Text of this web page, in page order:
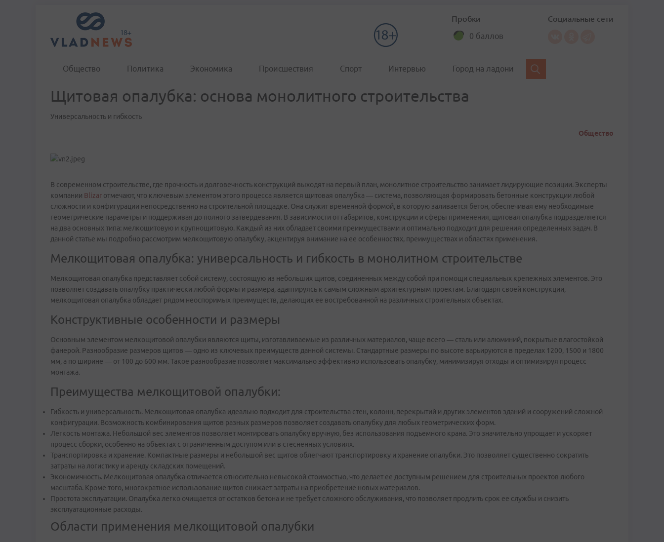
Пробки
0 баллов
Социальные сети
Общество Политика Экономика Происшествия Спорт Интервью Город на ладони
Щитовая опалубка: основа монолитного строительства
Универсальность и гибкость
Общество
В современном строительстве, где прочность и долговечность конструкций выходят на первый план, монолитное строительство занимает лидирующие позиции. Эксперты
компании Blizar отмечают, что ключевым элементом этого процесса является щитовая опалубка — система, позволяющая формировать бетонные конструкции любой
сложности и конфигурации непосредственно на строительной площадке. Она служит временной формой, в которую заливается бетон, обеспечивая ему необходимые
геометрические параметры и поддерживая до полного затвердевания. В зависимости от габаритов, конструкции и сферы применения, щитовая опалубка подразделяется
на два основных типа: мелкощитовую и крупнощитовую. Каждый из них обладает своими преимуществами и оптимально подходит для решения определенных задач. В
данной статье мы подробно рассмотрим мелкощитовую опалубку, акцентируя внимание на ее особенностях, преимуществах и областях применения.
Мелкощитовая опалубка: универсальность и гибкость в монолитном строительстве
Мелкощитовая опалубка представляет собой систему, состоящую из небольших щитов, соединенных между собой при помощи специальных крепежных элементов. Это
позволяет создавать опалубку практически любой формы и размера, адаптируясь к самым сложным архитектурным проектам. Благодаря своей конструкции,
мелкощитовая опалубка обладает рядом неоспоримых преимуществ, делающих ее востребованной на различных строительных объектах.
Конструктивные особенности и размеры
Основным элементом мелкощитовой опалубки являются щиты, изготавливаемые из различных материалов, чаще всего — сталь или алюминий, покрытые влагостойкой
фанерой. Разнообразие размеров щитов — одно из ключевых преимуществ данной системы. Стандартные размеры по высоте варьируются в пределах 1200, 1500 и 1800
мм, а по ширине — от 100 до 600 мм. Такое разнообразие позволяет максимально эффективно использовать опалубку, минимизируя отходы и оптимизируя процесс
монтажа.
Преимущества мелкощитовой опалубки:
Гибкость и универсальность. Мелкощитовая опалубка идеально подходит для строительства стен, колонн, перекрытий и других элементов зданий и сооружений сложной
конфигурации. Возможность комбинирования щитов разных размеров позволяет создавать опалубку для любых геометрических форм.
Легкость монтажа. Небольшой вес элементов позволяет монтировать опалубку вручную, без использования подъемного крана. Это значительно упрощает и ускоряет
процесс сборки, особенно на объектах с ограниченным доступом или в стесненных условиях.
Транспортировка и хранение. Компактные размеры и небольшой вес щитов облегчают транспортировку и хранение опалубки. Это позволяет существенно сократить
затраты на логистику и аренду складских помещений.
Экономичность. Мелкощитовая опалубка отличается относительно невысокой стоимостью, что делает ее доступным решением для строительных проектов любого
масштаба. Кроме того, многократное использование щитов снижает затраты на приобретение новых материалов.
Простота эксплуатации. Опалубка легко очищается от остатков бетона и не требует сложного обслуживания, что позволяет продлить срок ее службы и снизить
эксплуатационные расходы.
Области применения мелкощитовой опалубки